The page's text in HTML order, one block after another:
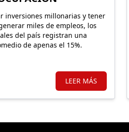
inversiones millonarias y tener
miles de empleos, los
del país registran una
de apenas el 15%.
LEER MÁS